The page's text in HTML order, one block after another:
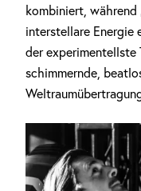
kombiniert, während
interstellare Energie
der experimentellste
schimmernde,